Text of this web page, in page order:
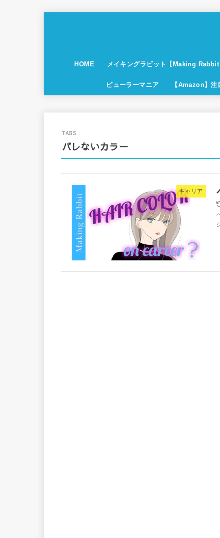
HOME メイキングラビット【Making
ビューラーマニア 【Amazon】
バレないカラー
キャリア